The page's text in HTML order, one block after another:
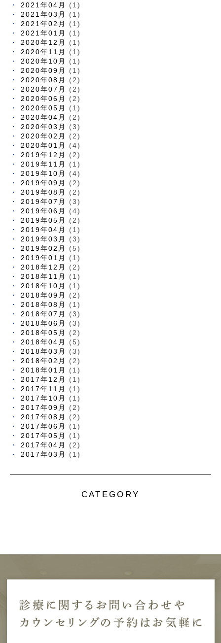
2021年04月
(1)
2021年03月
(1)
2021年02月
(1)
2021年01月
(1)
2020年12月
(1)
2020年11月
(1)
2020年10月
(1)
2020年09月
(1)
2020年08月
(2)
2020年07月
(2)
2020年06月
(2)
2020年05月
(1)
2020年04月
(2)
2020年03月
(3)
2020年02月
(2)
2020年01月
(4)
2019年12月
(2)
2019年11月
(1)
2019年10月
(4)
2019年09月
(2)
2019年08月
(2)
2019年07月
(3)
2019年06月
(4)
2019年05月
(2)
2019年04月
(1)
2019年03月
(3)
2019年02月
(5)
2019年01月
(1)
2018年12月
(2)
2018年11月
(1)
2018年10月
(1)
2018年09月
(2)
2018年08月
(1)
2018年07月
(3)
2018年06月
(3)
2018年05月
(2)
2018年04月
(5)
2018年03月
(3)
2018年02月
(2)
2018年01月
(1)
2017年12月
(1)
2017年11月
(1)
2017年10月
(1)
2017年09月
(2)
2017年08月
(2)
2017年06月
(1)
2017年05月
(1)
2017年04月
(2)
2017年03月
(1)
CATEGORY